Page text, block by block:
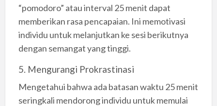
“pomodoro” atau interval 25 menit dapat
memberikan rasa pencapaian. Ini memotivasi
individu untuk melanjutkan ke sesi berikutnya
dengan semangat yang tinggi.
5. Mengurangi Prokrastinasi
Mengetahui bahwa ada batasan waktu 25 menit
seringkali mendorong individu untuk memulai